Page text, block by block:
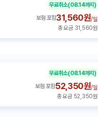
무료취소(08.14까지)
보험 포함31,560원/일
총 요금 31,560원
무료취소(08.14까지)
보험 포함52,350원/일
총 요금 52,350원